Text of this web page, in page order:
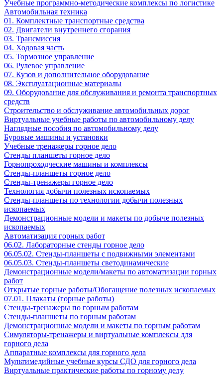
Учебные программно-методические комплексы по логистике
Автомобильная техника
01. Комплектные транспортные средства
02. Двигатели внутреннего сгорания
03. Трансмиссия
04. Ходовая часть
05. Тормозное управление
06. Рулевое управление
07. Кузов и дополнительное оборудование
08. Эксплуатационные материалы
09. Оборудование для обслуживания и ремонта транспортных
средств
Строительство и обслуживание автомобильных дорог
Виртуальные учебные работы по автомобильному делу
Наглядные пособия по автомобильному делу
Буровые машины и установки
Учебные тренажеры горное дело
Стенды планшеты горное дело
Горнопроходческие машины и комплексы
Стенды-планшеты горное дело
Стенды-тренажеры горное дело
Технология добычи полезных ископаемых
Стенды-планшеты по технологии добычи полезных
ископаемых
Демонстрационные модели и макеты по добыче полезных
ископаемых
Автоматизация горных работ
06.02. Лабораторные стенды горное дело
06.05.02. Стенды-планшеты с подвижными элементами
06.05.03. Стенды-планшеты светодинамические
Демонстрационные модели/макеты по автоматизации горных
работ
Открытые горные работы/Обогащение полезных ископаемых
07.01. Плакаты (горные работы)
Стенды-тренажеры по горным работам
Стенды-планшеты по горным работам
Демонстрационные модели и макеты по горным работам
Симуляторы-тренажеры и виртуальные комплексы для
горного дела
Аппаратные комплексы для горного дела
Мультимедийные учебные курсы СДО для горного дела
Виртуальные практические работы по горному делу